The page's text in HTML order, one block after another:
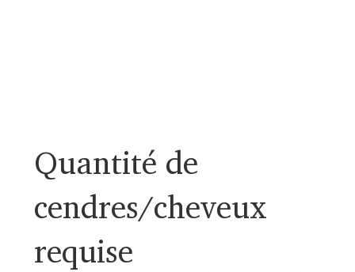
Quantité de
cendres/cheveux
requise